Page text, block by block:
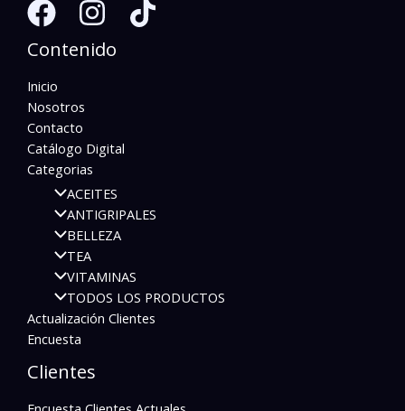
Contenido
Inicio
Nosotros
Contacto
Catálogo Digital
Categorias
ACEITES
ANTIGRIPALES
BELLEZA
TEA
VITAMINAS
TODOS LOS PRODUCTOS
Actualización Clientes
Encuesta
Clientes